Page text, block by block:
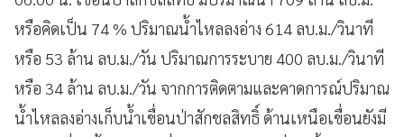
หรือคิดเป็น 74 % ปริมาณน้ำไหลลงอ่าง 614 ลบ.ม./วินาที
หรือ 53 ล้าน ลบ.ม./วัน ปริมาณการระบาย 400 ลบ.ม./วินาที
หรือ 34 ล้าน ลบ.ม./วัน จากการติดตามและคาดการณ์ปริมาณ
น้ำไหลลงอ่างเก็บน้ำเขื่อนป่าสักชลสิทธิ์ ด้านเหนือเขื่อนยังมี